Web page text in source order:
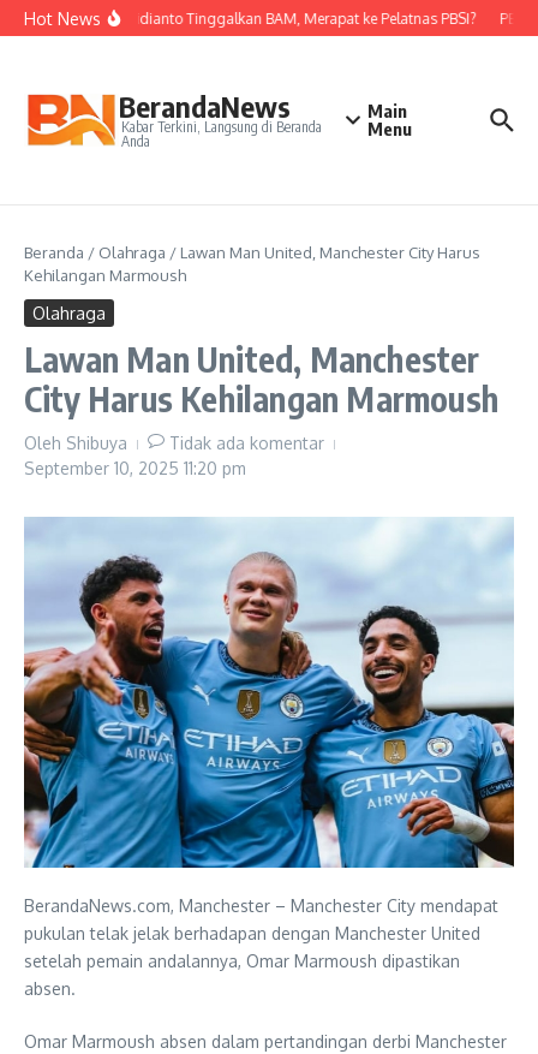
Lewati ke konten
Hot NewsNova Widianto Tinggalkan BAM, Merapat ke Pelatnas PBSI? PBSI
BerandaNews
Kabar Terkini, Langsung di Beranda
Anda
Main
Menu
Beranda / Olahraga / Lawan Man United, Manchester City Harus
Kehilangan Marmoush
Olahraga
Lawan Man United, Manchester
City Harus Kehilangan Marmoush
Oleh Shibuya
Tidak ada komentar
September 10, 2025 11:20 pm
BerandaNews.com, Manchester – Manchester City mendapat
pukulan telak jelak berhadapan dengan Manchester United
setelah pemain andalannya, Omar Marmoush dipastikan
absen.
Omar Marmoush absen dalam pertandingan derbi Manchester